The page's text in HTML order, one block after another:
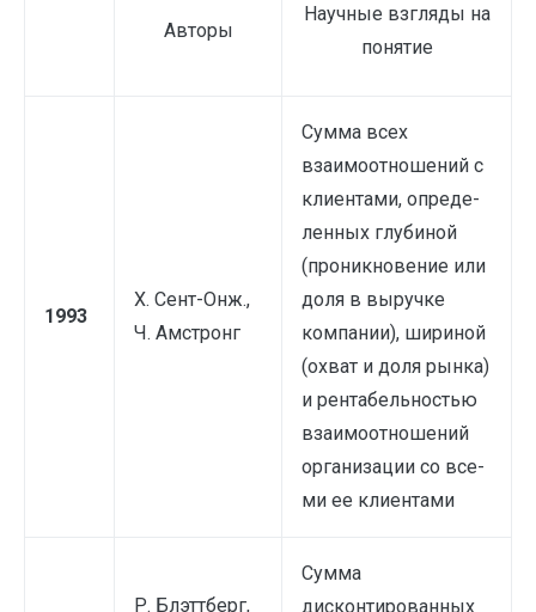
Авторы
Научные взгляды на
понятие
1993
X. Сент-Онж.,
Ч. Амстронг
Сумма всех
взаимоотношений с
клиентами, опреде­
ленных глубиной
(проникновение или
доля в выруч­ке
компании), шириной
(охват и доля рынка)
и рен­табельностью
взаимоотношений
организации со все­
ми ее клиентами
Р. Блэттберг,
Сумма
дисконтированных